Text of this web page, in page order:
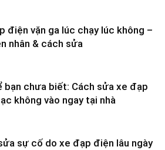
điện vặn ga lúc chạy lúc không –
nhân & cách sửa
bạn chưa biết: Cách sửa xe đạp
không vào ngay tại nhà
sự cố do xe đạp điện lâu ngày